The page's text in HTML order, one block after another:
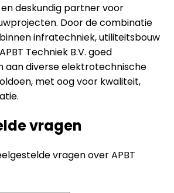
deskundig partner voor
Door de combinatie
infratechniek, utiliteitsbouw
Techniek B.V. goed
aan diverse elektrotechnische
met oog voor kwaliteit,
vragen
vragen overAPBT